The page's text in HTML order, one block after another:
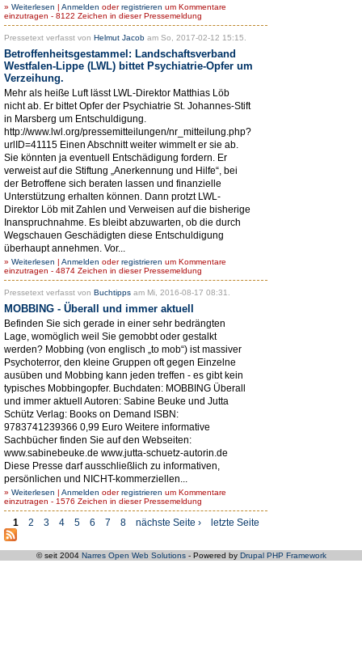
» Weiterlesen | Anmelden oderregistrieren um Kommentare
einzutragen - 8122 Zeichen in dieser Pressemeldung
Pressetext verfasst von Helmut Jacob am So, 2017-02-12 15:15.
Betroffenheitsgestammel: Landschaftsverband
Westfalen-Lippe (LWL) bittet Psychiatrie-Opfer um
Verzeihung.
Mehr als heiße Luft lässt LWL-Direktor Matthias Löb
nicht ab. Er bittet Opfer der Psychiatrie St. Johannes-Stift
in Marsberg um Entschuldigung.
http://www.lwl.org/pressemitteilungen/nr_mitteilung.php?
urlID=41115 Einen Abschnitt weiter wimmelt er sie ab.
Sie könnten ja eventuell Entschädigung fordern. Er
verweist auf die Stiftung „Anerkennung und Hilfe“, bei
der Betroffene sich beraten lassen und finanzielle
Unterstützung erhalten können. Dann protzt LWL-
Direktor Löb mit Zahlen und Verweisen auf die bisherige
Inanspruchnahme. Es bleibt abzuwarten, ob die durch
Wegschauen Geschädigten diese Entschuldigung
überhaupt annehmen. Vor...
» Weiterlesen | Anmelden oderregistrieren um Kommentare
einzutragen - 4874 Zeichen in dieser Pressemeldung
Pressetext verfasst von Buchtipps am Mi, 2016-08-17 08:31.
MOBBING - Überall und immer aktuell
Befinden Sie sich gerade in einer sehr bedrängten
Lage, womöglich weil Sie gemobbt oder gestalkt
werden? Mobbing (von englisch „to mob“) ist massiver
Psychoterror, den kleine Gruppen oft gegen Einzelne
ausüben und Mobbing kann jeden treffen - es gibt kein
typisches Mobbingopfer. Buchdaten: MOBBING Überall
und immer aktuell Autoren: Sabine Beuke und Jutta
Schütz Verlag: Books on Demand ISBN:
9783741239366 0,99 Euro Weitere informative
Sachbücher finden Sie auf den Webseiten:
www.sabinebeuke.de www.jutta-schuetz-autorin.de
Diese Presse darf ausschließlich zu informativen,
persönlichen und NICHT-kommerziellen...
» Weiterlesen | Anmelden oderregistrieren um Kommentare
einzutragen - 1576 Zeichen in dieser Pressemeldung
1 2 3 4 5 6 7 8 nächste Seite › letzte Seite
© seit 2004 Narres Open Web Solutions- Powered by Drupal PHP Framework